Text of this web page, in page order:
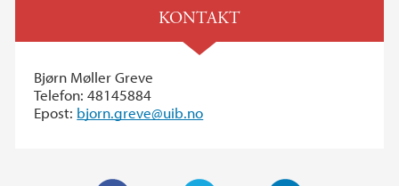
KONTAKT
Bjørn Møller Greve
Telefon: 48145884
Epost: bjorn.greve@uib.no